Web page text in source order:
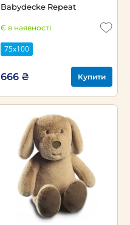
Babydecke Repeat
Є в наявності
75х100
666 ₴ Купити